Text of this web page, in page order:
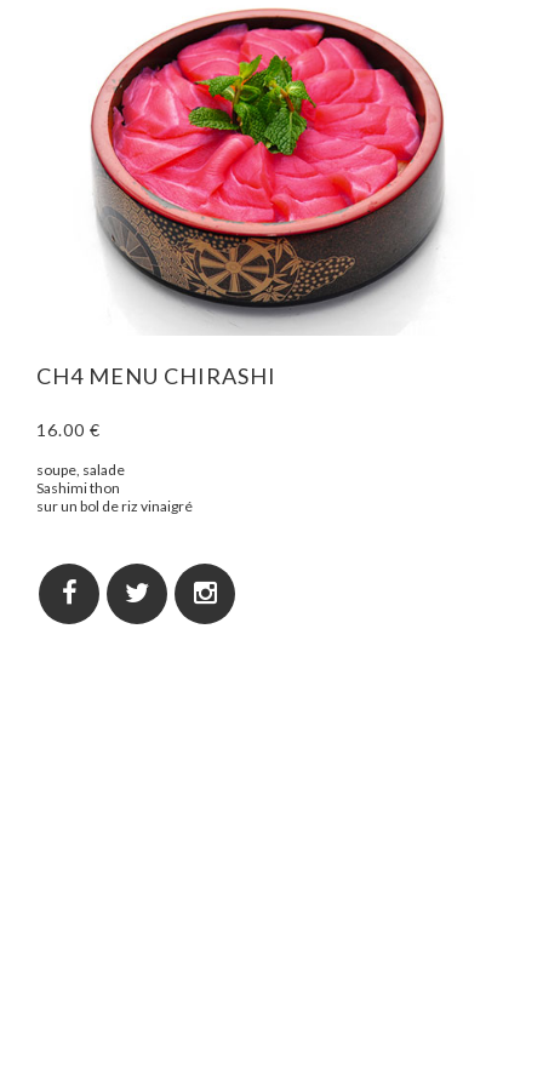
CH4 MENU CHIRASHI
16.00 €
soupe, salade
Sashimi thon
sur un bol de riz vinaigré